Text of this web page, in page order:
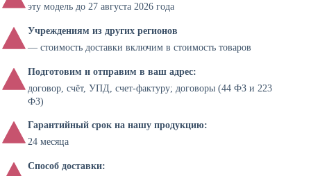
эту модель до 27 августа 2026 года
Учреждениям из других регионов
— стоимость доставки включим в стоимость товаров
Подготовим и отправим в ваш адрес:
договор, счёт, УПД, счет-фактуру; договоры (44 ФЗ и 223
ФЗ)
Гарантийный срок на нашу продукцию:
24 месяца
Способ доставки: